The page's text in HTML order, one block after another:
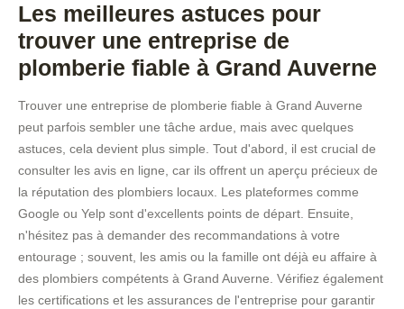
Les meilleures astuces pour
trouver une entreprise de
plomberie fiable à Grand Auverne
Trouver une entreprise de plomberie fiable à Grand Auverne
peut parfois sembler une tâche ardue, mais avec quelques
astuces, cela devient plus simple. Tout d'abord, il est crucial de
consulter les avis en ligne, car ils offrent un aperçu précieux de
la réputation des plombiers locaux. Les plateformes comme
Google ou Yelp sont d'excellents points de départ. Ensuite,
n'hésitez pas à demander des recommandations à votre
entourage ; souvent, les amis ou la famille ont déjà eu affaire à
des plombiers compétents à Grand Auverne. Vérifiez également
les certifications et les assurances de l'entreprise pour garantir